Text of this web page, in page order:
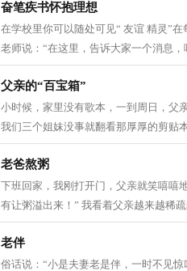
奋笔疾书怀抱理想
在学校里你可以随处可见“ 友谊 精灵”
老师说：“在这里，告诉大家一个消息
父亲的“百宝箱”
小时候，家里没有歌本，一到周日，父
我们三个姐妹没事就翻看那厚厚的剪贴
老爸熬粥
下班回家，我刚打开门，父亲就笑嘻嘻
有让粥溢出来！” 我看着父亲越来越稀
老伴
俗话说：“小是夫妻老是伴，一时不见